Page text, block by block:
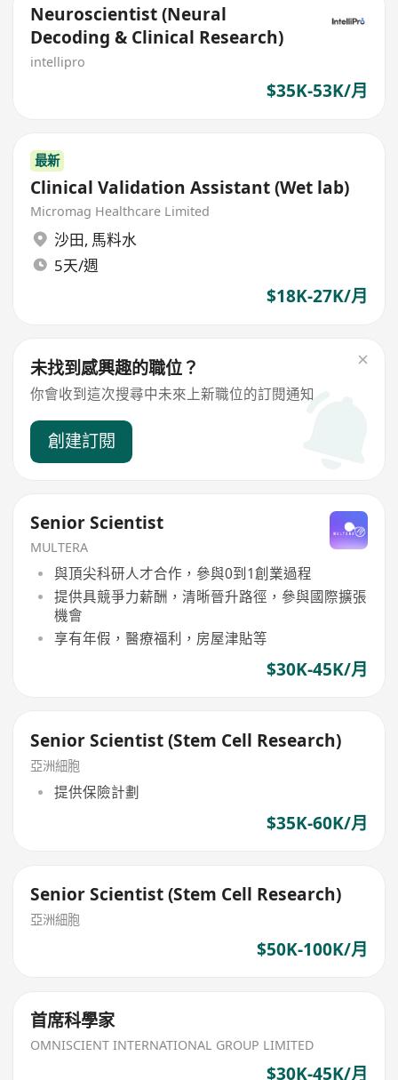
Neuroscientist (Neural
Decoding & Clinical Research)
intellipro
$35K-53K/月
最新
Clinical Validation Assistant (Wet lab)
Micromag Healthcare Limited
沙田, 馬料水
5天/週
$18K-27K/月
未找到感興趣的職位？
你會收到這次搜尋中未來上新職位的訂閱通知
創建訂閱
Senior Scientist
MULTERA
與頂尖科研人才合作，參與0到1創業過程
提供具競爭力薪酬，清晰晉升路徑，參與國際擴張
機會
享有年假，醫療福利，房屋津貼等
$30K-45K/月
Senior Scientist (Stem Cell Research)
亞洲細胞
提供保險計劃
$35K-60K/月
Senior Scientist (Stem Cell Research)
亞洲細胞
$50K-100K/月
首席科學家
OMNISCIENT INTERNATIONAL GROUP LIMITED
$30K-45K/月